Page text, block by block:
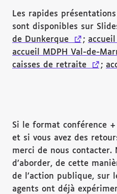
Les rapides
sont disponibles sur
de Dunkerque
(lien
;
accueil MDPH Val-de-
caisses de retraite
(lien
;
Si le format conférence
et si vous avez des
merci de nous
d’aborder, de cette
de l’action publique, sur
agents ont déjà